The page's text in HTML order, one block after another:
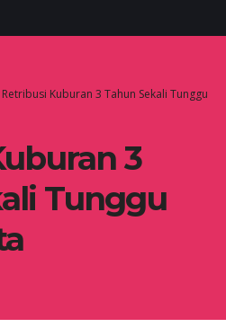
Retribusi Kuburan 3 Tahun Sekali Tunggu
3
Tunggu